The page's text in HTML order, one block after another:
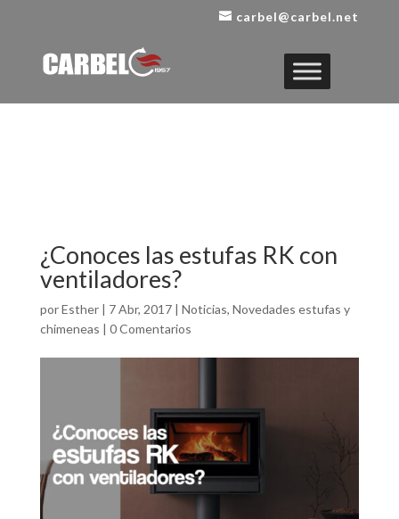
carbel@carbel.net
¿Conoces las estufas RK con
ventiladores?
porEsther| 7 Abr, 2017| Noticias, Novedades estufas y
chimeneas | 0 Comentarios